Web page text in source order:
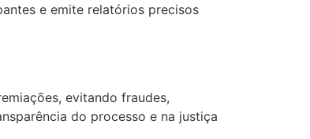
e emite relatórios precisos
evitando fraudes,
do processo e na justiça